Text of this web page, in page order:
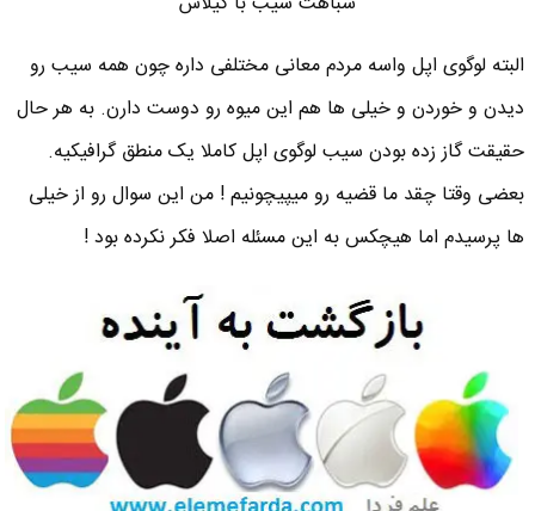
البته لوگوی اپل واسه مردم معانی مختلفی داره چون همه سیب رو
دیدن و خوردن و خیلی ها هم این میوه رو دوست دارن. به هر حال
حقیقت گاز زده بودن سیب لوگوی اپل کاملا یک منطق گرافیکیه.
بعضی وقتا چقد ما قضیه رو میپیچونیم ! من این سوال رو از خیلی
ها پرسیدم اما هیچکس به این مسئله اصلا فکر نکرده بود !